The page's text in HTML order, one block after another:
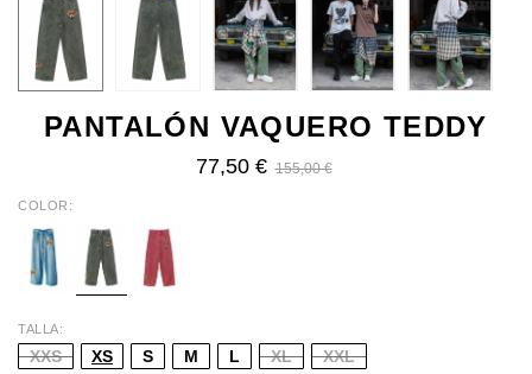
PANTALÓN VAQUERO TEDDY
77,50 € 155,00 €
COLOR
DENIM GREEN PINK
TALLA
XXS XS S M L XL XXL